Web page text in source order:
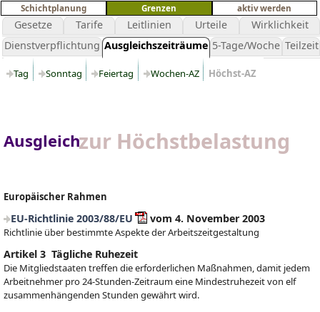
Schichtplanung Grenzen aktiv werden
Gesetze Tarife Leitlinien Urteile
Wirklichkeit
Dienstverpflichtung Ausgleichszeiträume 5-Tage/Woche Teilzeit
Tag Sonntag Feiertag Wochen-AZ Höchst-AZ
Ausgleichzur Höchstbelastung
Europäischer Rahmen
EU-Richtlinie 2003/88/EU vom 4. November 2003
Richtlinie über bestimmte Aspekte der Arbeitszeitgestaltung
Artikel 3 Tägliche Ruhezeit
Die Mitgliedstaaten treffen die erforderlichen Maßnahmen, damit jedem
Arbeitnehmer pro 24-Stunden-Zeitraum eine Mindestruhezeit von elf
zusammenhängenden Stunden gewährt wird.